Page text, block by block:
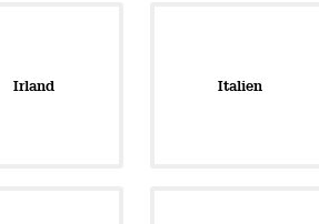
Irland Italien